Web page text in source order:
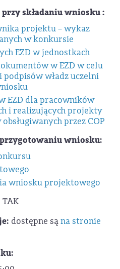
składaniu wniosku :
projektu – wykaz
w konkursie
EZD w jednostkach
w EZD w celu
władz uczelni
EZD dla pracowników
i realizujących projekty
przez COP
wniosku:
wniosku projektowego
TAK
dostępne sąna stronie